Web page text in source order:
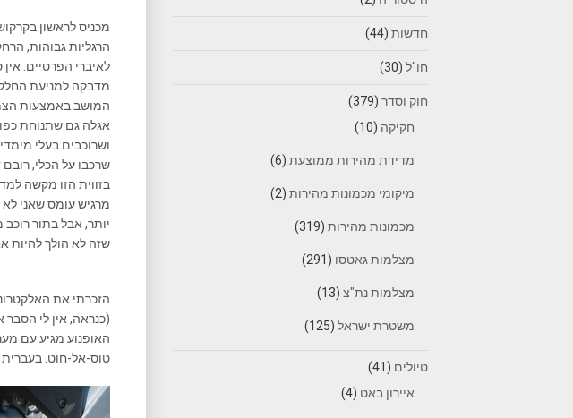
מכניס לראשון
הרגליות גבוהות,
לאיברי הפרטיים.
מדבקה למניעת
המושב באמצעות
אגלה גם שתנוחת
ושרוכבים בעלי
שרכבו על הכלי,
בזווית הזו מקשה
מרגיש עומס שאני לא
יותר, אבל בתור
שזה לא הולך להיות
הזכרתי את
טוס-אל-חוט. בעברית
חדשות (44)
חו"ל (30)
חוק וסדר (379)
חקיקה (10)
מדידת מהירות ממוצעת (6)
מיקומי מכמונות מהירות (2)
מכמונות מהירות (319)
מצלמות גאטסו (291)
מצלמות נת"צ (13)
משטרת ישראל (125)
טיולים (41)
איירון באט (4)